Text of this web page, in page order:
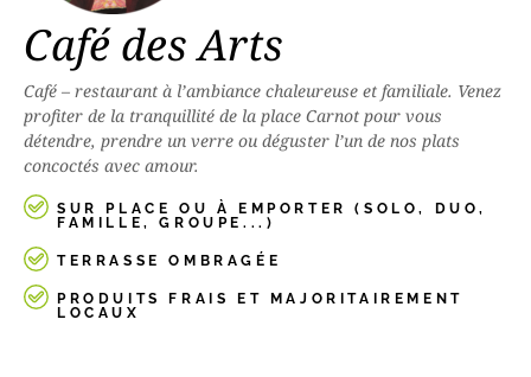
Café des Arts
Café – restaurant à l’ambiance chaleureuse et familiale. Venez
profiter de la tranquillité de la place Carnot pour vous
détendre, prendre un verre ou déguster l’un de nos plats
concoctés avec amour.
SUR PLACE OU À EMPORTER (SOLO, DUO,
FAMILLE, GROUPE...)
TERRASSE OMBRAGÉE
PRODUITS FRAIS ET MAJORITAIREMENT
LOCAUX